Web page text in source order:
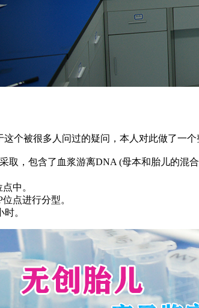
个被很多人问过的疑问，本人对此做了一个
，包含了血浆游离DNA (母本和胎儿的混
中。
点进行分型。
。